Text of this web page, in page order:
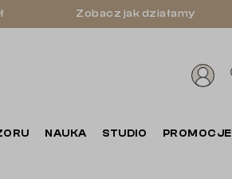
Zobacz jak działamy
NAUKA STUDIO PROMOCJE